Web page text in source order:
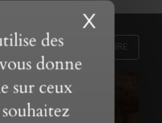
TOUT LIRE
des
donne
sur ceux
X